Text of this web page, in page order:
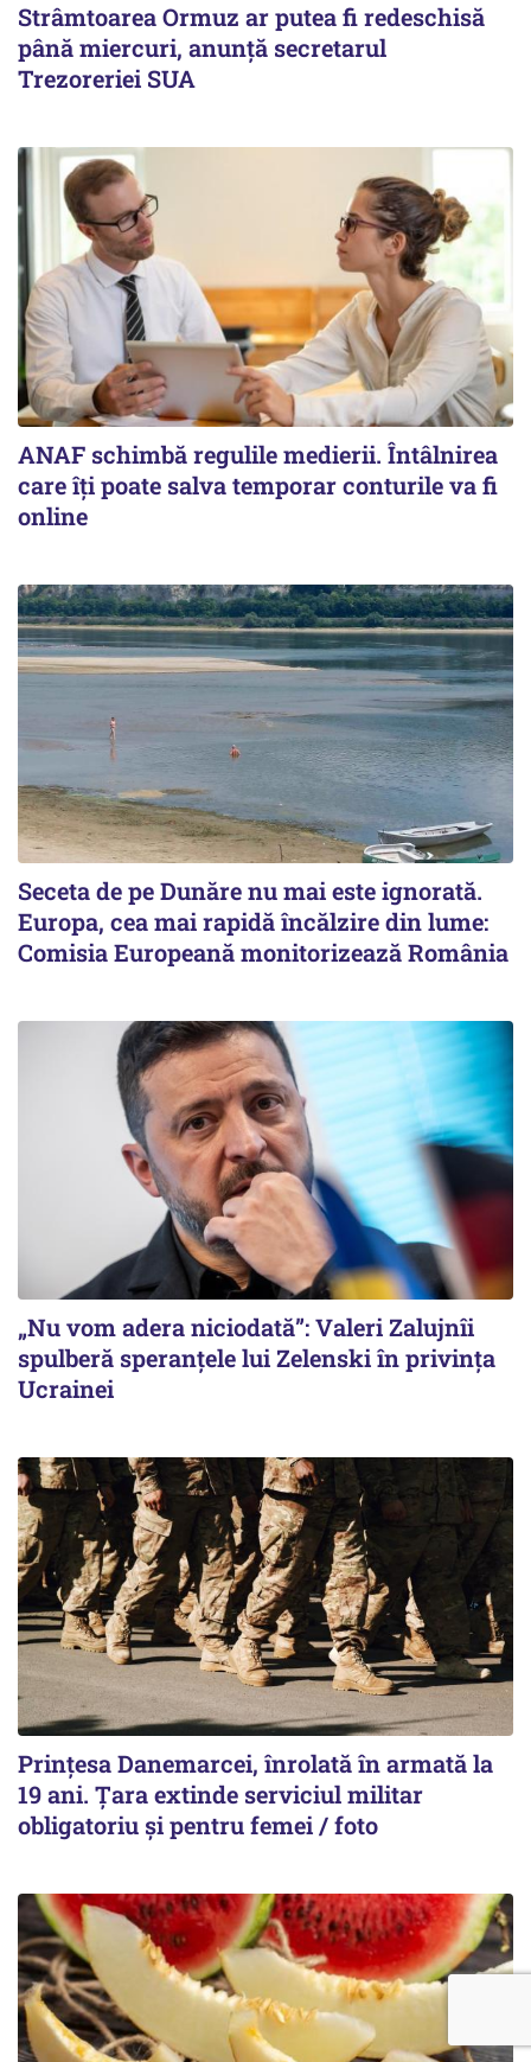
Strâmtoarea Ormuz ar putea fi redeschisă
până miercuri, anunță secretarul
Trezoreriei SUA
ANAF schimbă regulile medierii. Întâlnirea
care îți poate salva temporar conturile va fi
online
Seceta de pe Dunăre nu mai este ignorată.
Europa, cea mai rapidă încălzire din lume:
Comisia Europeană monitorizează România
„Nu vom adera niciodată”: Valeri Zalujnîi
spulberă speranțele lui Zelenski în privința
Ucrainei
Prințesa Danemarcei, înrolată în armată la
19 ani. Țara extinde serviciul militar
obligatoriu și pentru femei / foto